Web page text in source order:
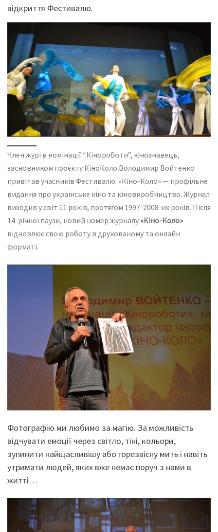
відкриття Фестивалю.
Член журі в номінації “Кінороботи”, кінознавець,
засновником проєкту КіноКоло Володимир Войтенко
привітав учасників Фестивалю. «Кіно-Коло» — профільне
видання про українське кіно та кіновиробництво. Журнал
виходив у світ 11 років, протягом 1997-2008-их років. Після
14-річної паузи, новий номер журналу «Кіно-Коло»
відновлює свою роботу в друкованому та онлайн
форматі.
Фотографію ми любимо за магію. За можливість
відчувати емоції через світло, тіні, кольори,
зупинити найщасливішу або горезвісну мить і навіть
утримати людей, яких вже немає поруч з нами в
житті…